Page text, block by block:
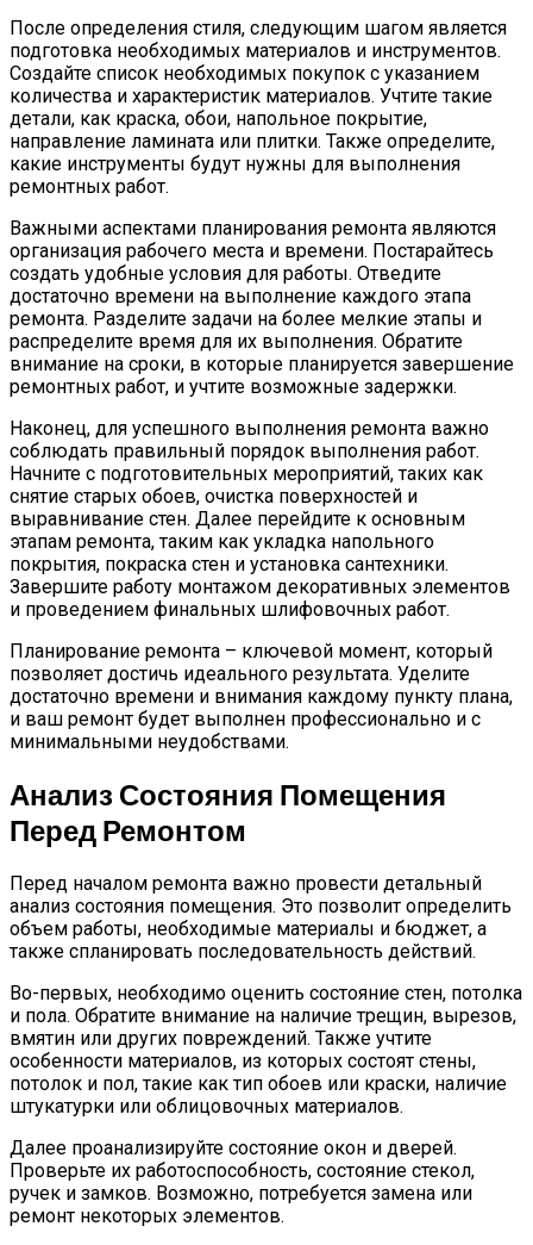
После определения стиля, следующим шагом является
подготовка необходимых материалов и инструментов.
Создайте список необходимых покупок с указанием
количества и характеристик материалов. Учтите такие
детали, как краска, обои, напольное покрытие,
направление ламината или плитки. Также определите,
какие инструменты будут нужны для выполнения
ремонтных работ.
Важными аспектами планирования ремонта являются
организация рабочего места и времени. Постарайтесь
создать удобные условия для работы. Отведите
достаточно времени на выполнение каждого этапа
ремонта. Разделите задачи на более мелкие этапы и
распределите время для их выполнения. Обратите
внимание на сроки, в которые планируется завершение
ремонтных работ, и учтите возможные задержки.
Наконец, для успешного выполнения ремонта важно
соблюдать правильный порядок выполнения работ.
Начните с подготовительных мероприятий, таких как
снятие старых обоев, очистка поверхностей и
выравнивание стен. Далее перейдите к основным
этапам ремонта, таким как укладка напольного
покрытия, покраска стен и установка сантехники.
Завершите работу монтажом декоративных элементов
и проведением финальных шлифовочных работ.
Планирование ремонта – ключевой момент, который
позволяет достичь идеального результата. Уделите
достаточно времени и внимания каждому пункту плана,
и ваш ремонт будет выполнен профессионально и с
минимальными неудобствами.
Анализ Состояния Помещения
Перед Ремонтом
Перед началом ремонта важно провести детальный
анализ состояния помещения. Это позволит определить
объем работы, необходимые материалы и бюджет, а
также спланировать последовательность действий.
Во-первых, необходимо оценить состояние стен, потолка
и пола. Обратите внимание на наличие трещин, вырезов,
вмятин или других повреждений. Также учтите
особенности материалов, из которых состоят стены,
потолок и пол, такие как тип обоев или краски, наличие
штукатурки или облицовочных материалов.
Далее проанализируйте состояние окон и дверей.
Проверьте их работоспособность, состояние стекол,
ручек и замков. Возможно, потребуется замена или
ремонт некоторых элементов.